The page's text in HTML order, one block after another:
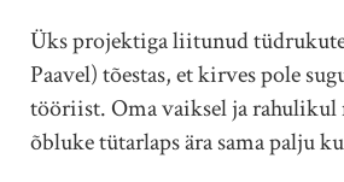
Üks projektiga liitunud
Paavel) tõestas, et kirves pole
tööriist. Oma vaiksel ja rahulikul
õbluke tütarlaps ära sama palju